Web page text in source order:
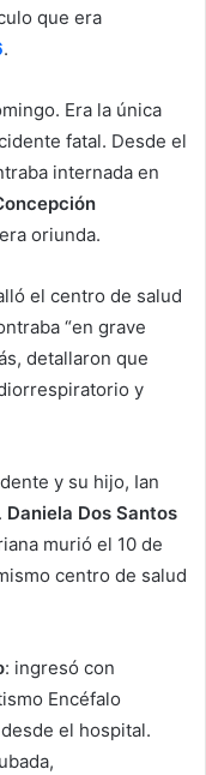
que era
.
Era la única
fatal. Desde el
internada en
oriunda.
el centro de salud
“en grave
detallaron que
y
y su hijo, Ian
Daniela Dos Santos
murió el 10 de
centro de salud
: ingresó con
Encéfalo
el hospital.